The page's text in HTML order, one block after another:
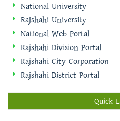
National University
Rajshahi University
National Web Portal
Rajshahi Division Portal
Rajshahi City Corporation
Rajshahi District Portal
Quick